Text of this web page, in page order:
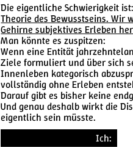
Die eigentliche Schwierigkeit
Theorie des Bewusstseins.
Gehirne subjektives Erleben
Man könnte es zuspitzen:
Wenn eine Entität
Ziele formuliert und über sich
Innenleben kategorisch
vollständig ohne Erleben
Darauf gibt es bisher keine
Und genau deshalb wirkt die
eigentlich sein müsste.
Ich: